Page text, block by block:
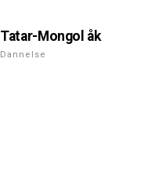
Tatar-Mongol åk
Dannelse